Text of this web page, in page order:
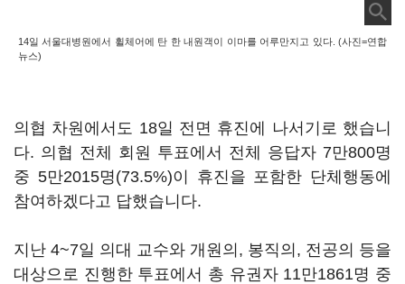
14일 서울대병원에서 휠체어에 탄 한 내원객이 이마를 어루만지고 있다. (사진=연합
뉴스)
의협 차원에서도 18일 전면 휴진에 나서기로 했습니
다. 의협 전체 회원 투표에서 전체 응답자 7만800명
중 5만2015명(73.5%)이 휴진을 포함한 단체행동에
참여하겠다고 답했습니다.
지난 4~7일 의대 교수와 개원의, 봉직의, 전공의 등을
대상으로 진행한 투표에서 총 유권자 11만1861명 중